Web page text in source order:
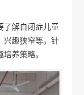
了解自闭症儿童
兴趣狭窄等。针
养策略。